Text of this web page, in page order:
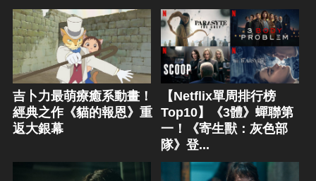
吉卜力最萌療癒系動畫！
經典之作《貓的報恩》重
返大銀幕
【Netflix單周排行榜
Top10】《3體》蟬聯第
一！《寄生獸：灰色部
隊》登...